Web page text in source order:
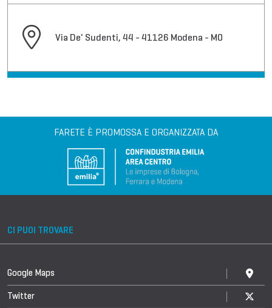
Via De' Sudenti, 44 - 41126 Modena - MO
FARETE È PROMOSSA E ORGANIZZATA DA
CI PUOI TROVARE
Google Maps
Twitter